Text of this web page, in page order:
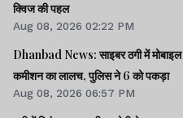
क्विज की पहल
Aug 08, 2026 02:22 PM
Dhanbad News: साइबर ठगी में
कमीशन का लालच, पुलिस ने 6 को पकड़ा
Aug 08, 2026 06:57 PM